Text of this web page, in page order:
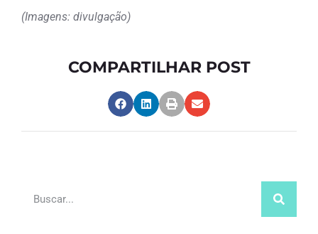
(Imagens: divulgação)
COMPARTILHAR POST